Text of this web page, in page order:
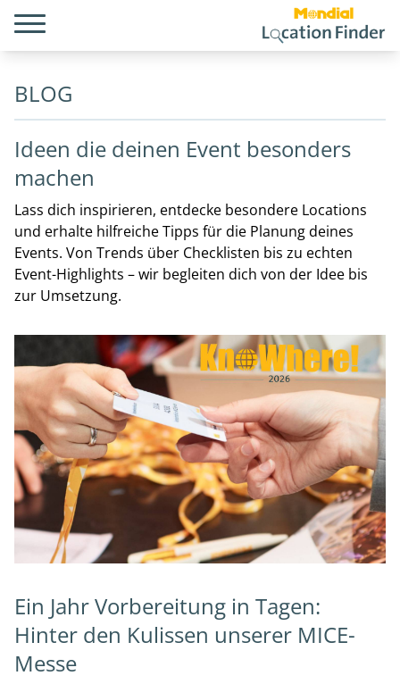
BLOG
Ideen die deinen Event besonders
machen
Lass dich inspirieren, entdecke besondere Locations
und erhalte hilfreiche Tipps für die Planung deines
Events. Von Trends über Checklisten bis zu echten
Event-Highlights – wir begleiten dich von der Idee bis
zur Umsetzung.
Ein Jahr Vorbereitung in Tagen:
Hinter den Kulissen unserer MICE-
Messe